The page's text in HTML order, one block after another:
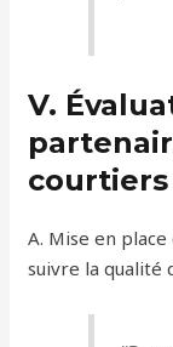
V.
A. Mise en
suivre la qualité